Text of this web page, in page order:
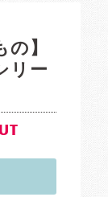
の】
リー